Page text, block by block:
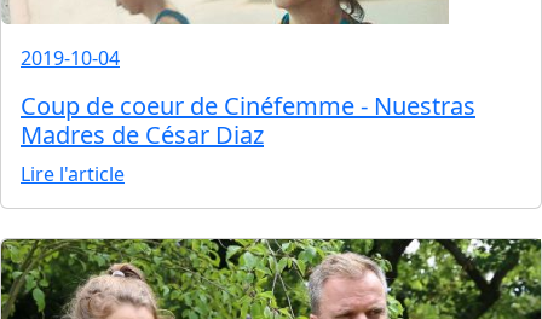
2019-10-04
Coup de coeur de Cinéfemme - Nuestras
Madres de César Diaz
Lire l'article